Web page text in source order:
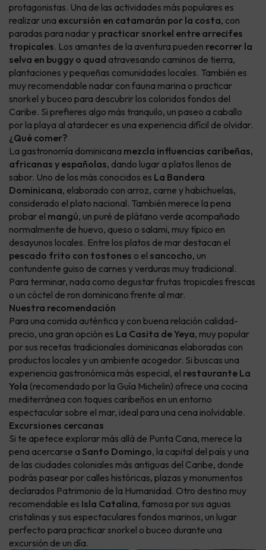
protagonistas. Una de las actividades más populares es
realizar una excursión en catamarán por la costa, con
paradas para nadar y practicar snorkel entre arrecifes
tropicales. Los amantes de la aventura pueden recorrer la
selva en buggy o quad atravesando caminos de tierra,
plantaciones y pequeñas comunidades locales. También es
muy recomendable nadar con fauna marina o practicar
snorkel y buceo para descubrir los coloridos fondos del
Caribe. Si prefieres algo más tranquilo, un paseo a caballo
por la playa al atardecer es una experiencia difícil de olvidar.
¿Qué comer?
La gastronomía dominicana mezcla influencias caribeñas,
africanas y españolas, dando lugar a platos llenos de
sabor. Uno de los más conocidos es La Bandera
Dominicana, elaborado con arroz, carne y habichuelas,
considerado el plato nacional. También merece la pena
probar el mangú, un puré de plátano verde acompañado
normalmente de huevo, queso o salami, muy típico en
desayunos locales. Entre los platos de mar destacan el
pescado frito con tostones o el sancocho, un
contundente guiso de carnes y verduras muy tradicional.
Para terminar, nada como degustar frutas tropicales frescas
o un cóctel de ron dominicano frente al mar.
Nuestra recomendación
Para una comida auténtica y con buena relación calidad-
precio, una gran opción es La Casita de Yeya, muy popular
por sus recetas tradicionales dominicanas elaboradas con
productos locales y un ambiente acogedor. Si buscas una
experiencia gastronómica más especial, el restaurante La
Yola (recomendado por la Guía Michelin) ofrece una cocina
mediterránea con toques caribeños en un entorno
espectacular sobre el mar, ideal para una cena inolvidable.
Excursiones cercanas
Si te apetece explorar más allá de Punta Cana, merece la
pena acercarse a Santo Domingo, la capital del país y una
de las ciudades coloniales más antiguas del Caribe, donde
podrás pasear por calles históricas, plazas y monumentos
declarados Patrimonio de la Humanidad. Otro destino muy
recomendable es Isla Catalina, famosa por sus aguas
cristalinas y sus espectaculares fondos marinos, un lugar
perfecto para practicar snorkel o buceo durante una
excursión de un día.